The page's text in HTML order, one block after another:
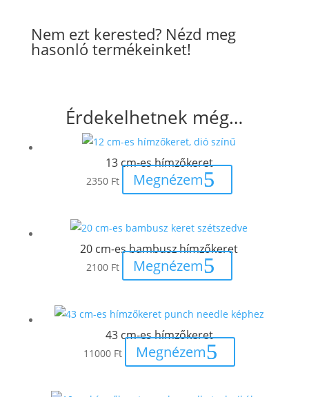
Nem ezt kerested? Nézd meg
hasonló termékeinket!
Érdekelhetnek még…
13 cm-es hímzőkeret
2350 Ft Megnézem
20 cm-es bambusz hímzőkeret
2100 Ft Megnézem
43 cm-es hímzőkeret
11000 Ft Megnézem